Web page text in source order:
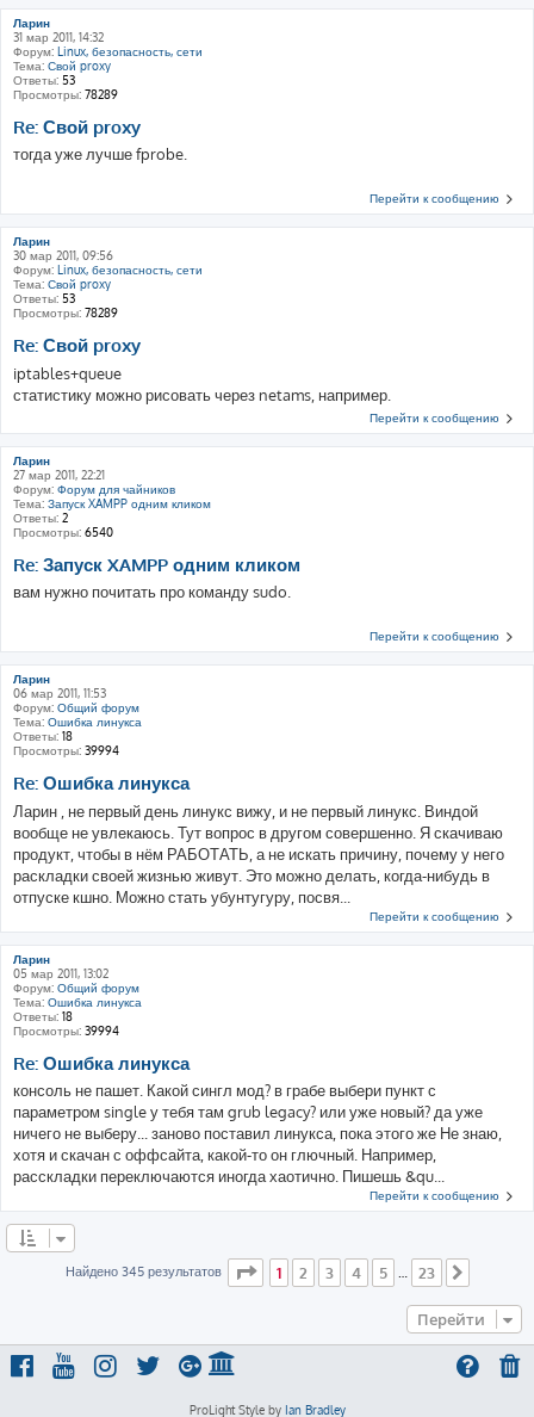
Ларин
31 мар 2011, 14:32
Форум: Linux, безопасность, сети
Тема: Свой proxy
Ответы: 53
Просмотры: 78289
Re: Свой proxy
тогда уже лучше fprobe.
Перейти к сообщению
Ларин
30 мар 2011, 09:56
Форум: Linux, безопасность, сети
Тема: Свой proxy
Ответы: 53
Просмотры: 78289
Re: Свой proxy
iptables+queue
статистику можно рисовать через netams, например.
Перейти к сообщению
Ларин
27 мар 2011, 22:21
Форум: Форум для чайников
Тема: Запуск XAMPP одним кликом
Ответы: 2
Просмотры: 6540
Re: Запуск XAMPP одним кликом
вам нужно почитать про команду sudo.
Перейти к сообщению
Ларин
06 мар 2011, 11:53
Форум: Общий форум
Тема: Ошибка линукса
Ответы: 18
Просмотры: 39994
Re: Ошибка линукса
Ларин , не первый день линукс вижу, и не первый линукс. Виндой
вообще не увлекаюсь. Тут вопрос в другом совершенно. Я скачиваю
продукт, чтобы в нём РАБОТАТЬ, а не искать причину, почему у него
раскладки своей жизнью живут. Это можно делать, когда-нибудь в
отпуске кшно. Можно стать убунтугуру, посвя...
Перейти к сообщению
Ларин
05 мар 2011, 13:02
Форум: Общий форум
Тема: Ошибка линукса
Ответы: 18
Просмотры: 39994
Re: Ошибка линукса
консоль не пашет. Какой сингл мод? в грабе выбери пункт с
параметром single у тебя там grub legacy? или уже новый? да уже
ничего не выберу... заново поставил линукса, пока этого же Не знаю,
хотя и скачан с оффсайта, какой-то он глючный. Например,
расскладки переключаются иногда хаотично. Пишешь &qu...
Перейти к сообщению
Найдено 345 результатов Страница из 23
1 2 3 4 5 … 23
Перейти
ProLight Style by Ian Bradley